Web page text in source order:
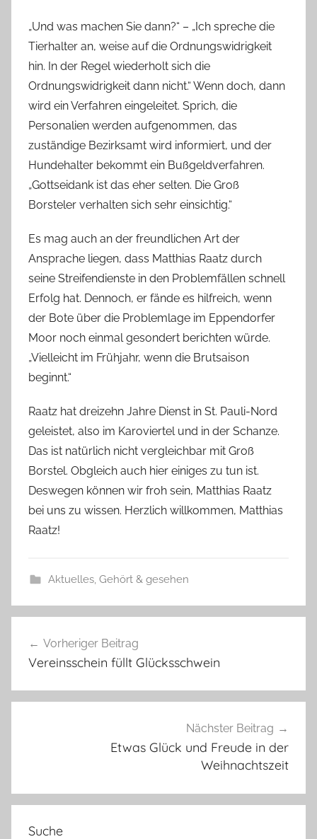
„Und was machen Sie dann?“ – „Ich spreche die
Tierhalter an, weise auf die Ordnungswidrigkeit
hin. In der Regel wiederholt sich die
Ordnungswidrigkeit dann nicht.“ Wenn doch, dann
wird ein Verfahren eingeleitet. Sprich, die
Personalien werden aufgenommen, das
zuständige Bezirksamt wird informiert, und der
Hundehalter bekommt ein Bußgeldverfahren.
„Gottseidank ist das eher selten. Die Groß
Borsteler verhalten sich sehr einsichtig.“
Es mag auch an der freundlichen Art der
Ansprache liegen, dass Matthias Raatz durch
seine Streifendienste in den Problemfällen schnell
Erfolg hat. Dennoch, er fände es hilfreich, wenn
der Bote über die Problemlage im Eppendorfer
Moor noch einmal gesondert berichten würde.
„Vielleicht im Frühjahr, wenn die Brutsaison
beginnt.“
Raatz hat dreizehn Jahre Dienst in St. Pauli-Nord
geleistet, also im Karoviertel und in der Schanze.
Das ist natürlich nicht vergleichbar mit Groß
Borstel. Obgleich auch hier einiges zu tun ist.
Deswegen können wir froh sein, Matthias Raatz
bei uns zu wissen. Herzlich willkommen, Matthias
Raatz!
Aktuelles, Gehört & gesehen
Vorheriger Beitrag
Vereinsschein füllt Glücksschwein
Nächster Beitrag
Etwas Glück und Freude in der
Weihnachtszeit
Suche